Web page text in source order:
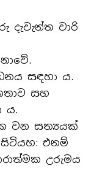
දැවැන්ත වාරි
සඳහා ය.
සහ
ය.
වන සත්‍යයක්
එනම්
උරුමය